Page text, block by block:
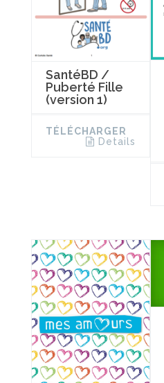
SantéBD /
Puberté Fille
(version 1)
TÉLÉCHARGER
Details